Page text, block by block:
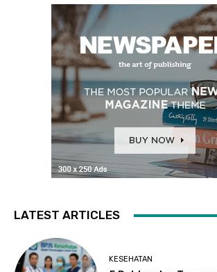
LATEST ARTICLES
KESEHATAN